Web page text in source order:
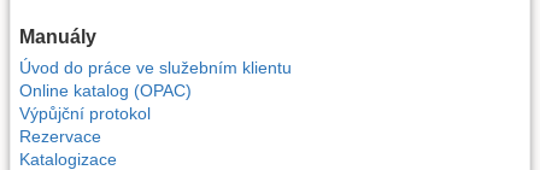
Manuály
Úvod do práce ve služebním klientu
Online katalog (OPAC)
Výpůjční protokol
Rezervace
Katalogizace